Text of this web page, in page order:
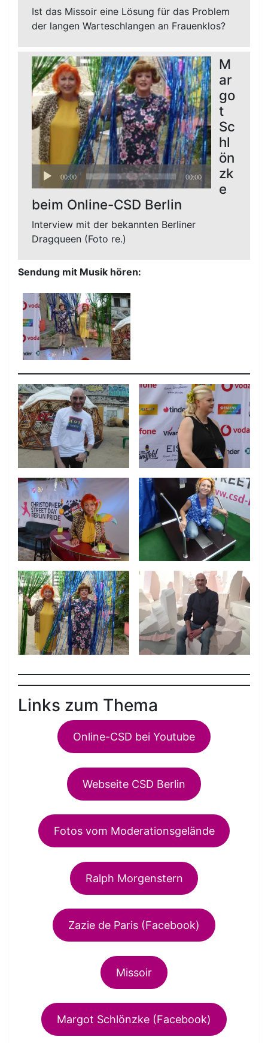
Ist das Missoir eine Lösung für das Problem
der langen Warteschlangen an Frauenklos?
Audio-
Player
00:00 00:00
M
ar
go
t
Sc
hl
ön
zk
e
beim Online-CSD Berlin
Interview mit der bekannten Berliner
Dragqueen (Foto re.)
Sendung mit Musik hören:
Links zum Thema
Online-CSD bei Youtube
Webseite CSD Berlin
Fotos vom Moderationsgelände
Ralph Morgenstern
Zazie de Paris (Facebook)
Missoir
Margot Schlönzke (Facebook)